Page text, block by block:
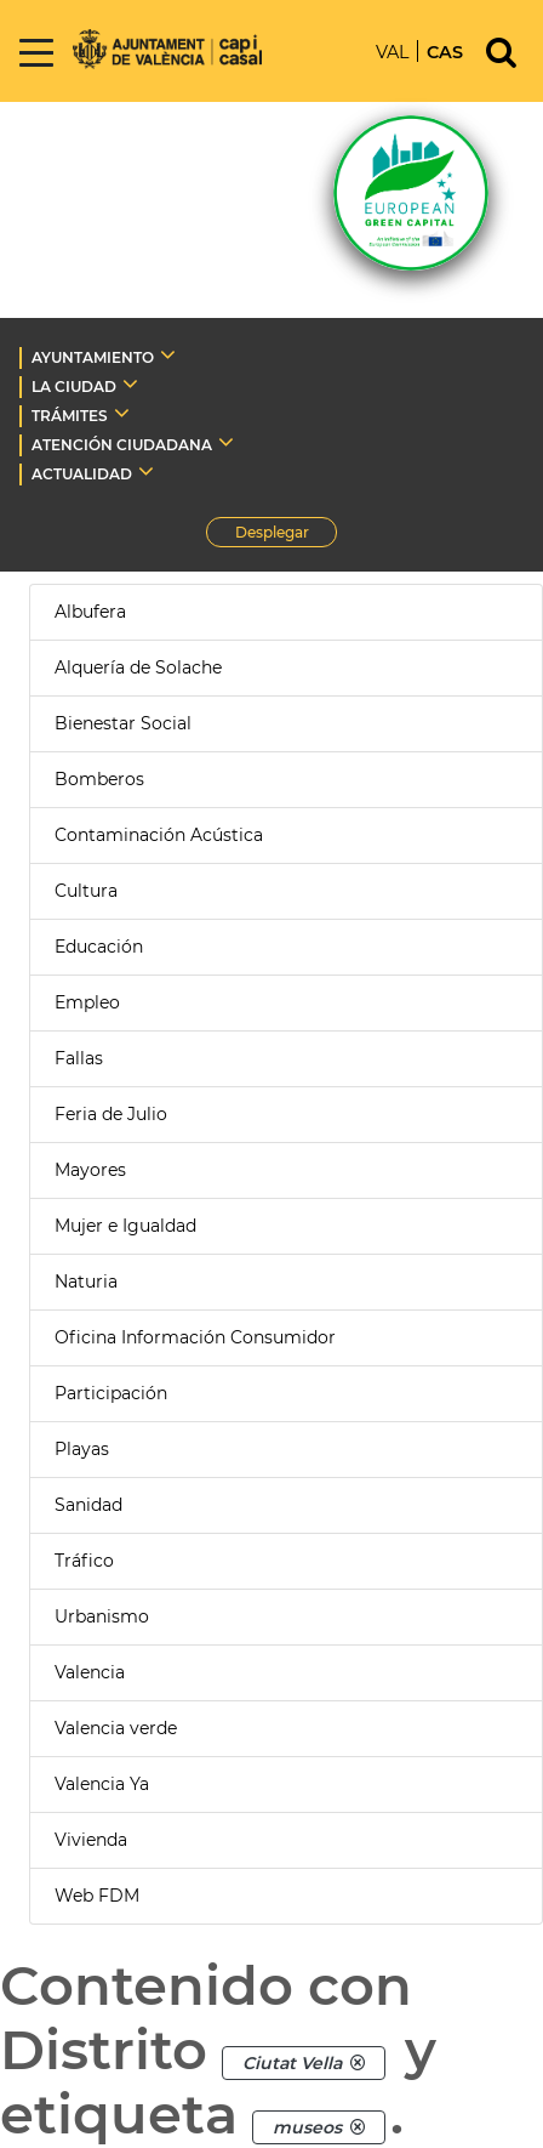
VAL CAS
AYUNTAMIENTO
LA CIUDAD
TRÁMITES
ATENCIÓN CIUDADANA
ACTUALIDAD
Desplegar
Albufera
Alquería de Solache
Bienestar Social
Bomberos
Contaminación Acústica
Cultura
Educación
Empleo
Fallas
Feria de Julio
Mayores
Mujer e Igualdad
Naturia
Oficina Información Consumidor
Participación
Playas
Sanidad
Tráfico
Urbanismo
Valencia
Valencia verde
Valencia Ya
Vivienda
Web FDM
Contenido con
Distrito
Ciutat Vella
y
etiqueta
museos .